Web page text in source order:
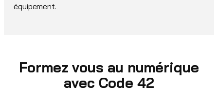
équipement.
Formez vous au numérique
avec Code 42